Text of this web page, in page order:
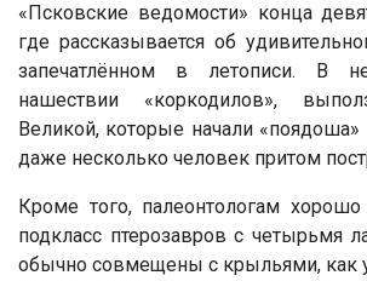
«Псковские ведомости» конца
где рассказывается об
запечатлённом в летописи. В
нашествии «коркодилов»,
Великой, которые начали
даже несколько человек притом
Кроме того, палеонтологам
подкласс птерозавров с четырьмя
обычно совмещены с крыльями, как